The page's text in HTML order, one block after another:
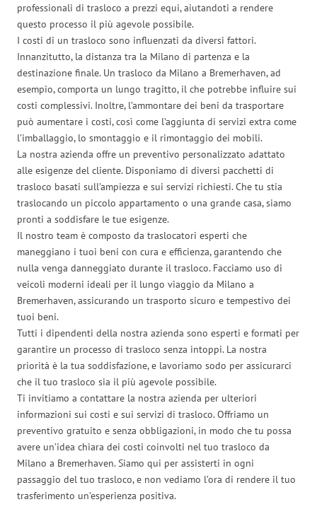
professionali di trasloco a prezzi equi, aiutandoti a rendere
questo processo il più agevole possibile.
I costi di un trasloco sono influenzati da diversi fattori.
Innanzitutto, la distanza tra la Milano di partenza e la
destinazione finale. Un trasloco da Milano a Bremerhaven, ad
esempio, comporta un lungo tragitto, il che potrebbe influire sui
costi complessivi. Inoltre, l’ammontare dei beni da trasportare
può aumentare i costi, così come l’aggiunta di servizi extra come
l’imballaggio, lo smontaggio e il rimontaggio dei mobili.
La nostra azienda offre un preventivo personalizzato adattato
alle esigenze del cliente. Disponiamo di diversi pacchetti di
trasloco basati sull’ampiezza e sui servizi richiesti. Che tu stia
traslocando un piccolo appartamento o una grande casa, siamo
pronti a soddisfare le tue esigenze.
Il nostro team è composto da traslocatori esperti che
maneggiano i tuoi beni con cura e efficienza, garantendo che
nulla venga danneggiato durante il trasloco. Facciamo uso di
veicoli moderni ideali per il lungo viaggio da Milano a
Bremerhaven, assicurando un trasporto sicuro e tempestivo dei
tuoi beni.
Tutti i dipendenti della nostra azienda sono esperti e formati per
garantire un processo di trasloco senza intoppi. La nostra
priorità è la tua soddisfazione, e lavoriamo sodo per assicurarci
che il tuo trasloco sia il più agevole possibile.
Ti invitiamo a contattare la nostra azienda per ulteriori
informazioni sui costi e sui servizi di trasloco. Offriamo un
preventivo gratuito e senza obbligazioni, in modo che tu possa
avere un’idea chiara dei costi coinvolti nel tuo trasloco da
Milano a Bremerhaven. Siamo qui per assisterti in ogni
passaggio del tuo trasloco, e non vediamo l’ora di rendere il tuo
trasferimento un’esperienza positiva.